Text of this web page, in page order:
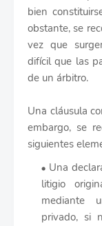
bien
obstante, se
vez que
difícil que las
de un árbitro.
Una cláusula
embargo, se
siguientes
Una
litigio
mediante
privado, si